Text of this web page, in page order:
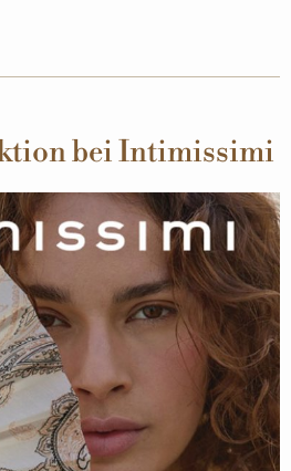
bei Intimissimi